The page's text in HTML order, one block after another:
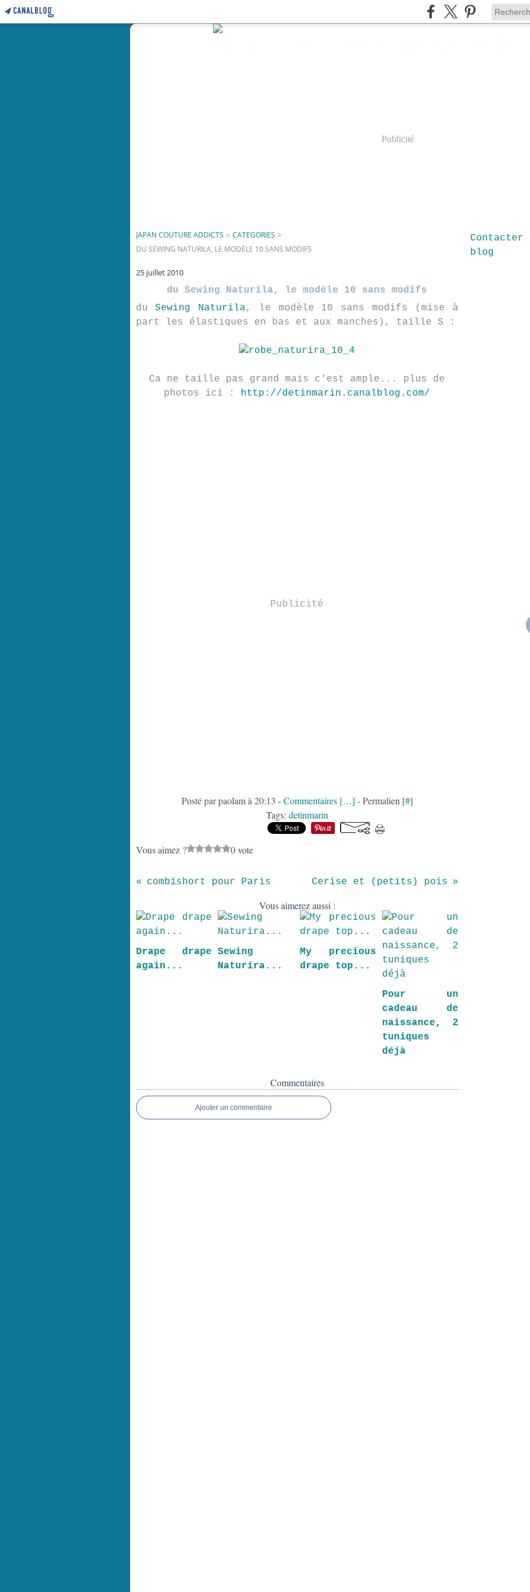
Publicité
JAPAN COUTURE ADDICTS > CATEGORIES >
DU SEWING NATURILA, LE MODÈLE 10 SANS MODIFS
25 juillet 2010
du Sewing Naturila, le modèle 10 sans modifs
duSewing Naturila, le modèle 10 sans modifs (mise à
part les élastiques en bas et aux manches), taille S :
Ca ne taille pas grand mais c'est ample... plus de
photos ici : http://detinmarin.canalblog.com/
Publicité
Posté par paolam à 20:13 -Commentaires […] - Permalien [#]
Tags: detinmarin
Vous aimez ? 0 vote
combishort pour Paris Cerise et (petits) pois
Vous aimerez aussi :
Drape drape
again...
Sewing
Naturira...
My precious
drape top...
Pour un
cadeau de
naissance, 2
tuniques
déjà
Commentaires
Ajouter un commentaire
blog